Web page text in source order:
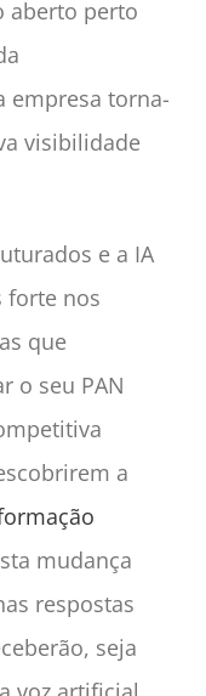
aberto perto
empresa torna-
visibilidade
e a IA
forte nos
que
o seu PAN
a
mudança
respostas
seja